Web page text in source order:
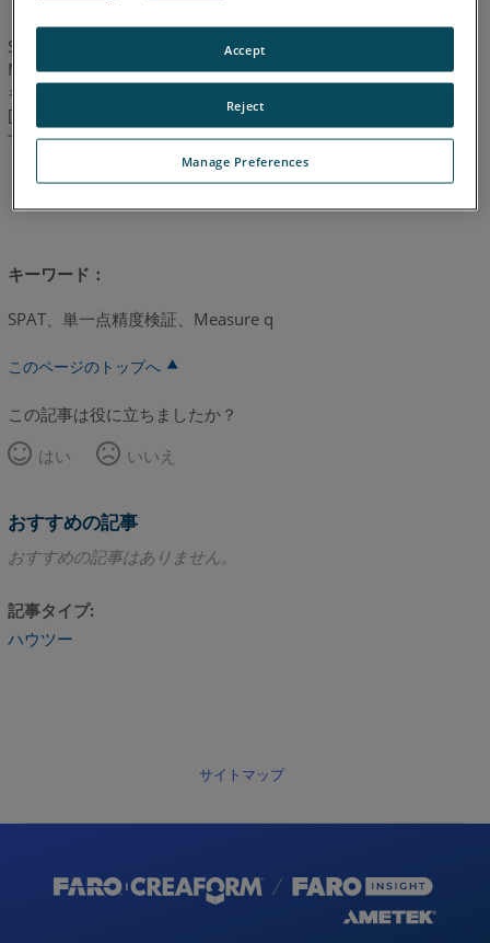
SPATテストは、現在はArm ドライバに組み込まれています。
Measure Q では、このテストは、[測定器] → [プローブ] (ホット
キー P) の中の[単一点精度検証] ボタン、または、 [測定器] →
[CMM] → [診断] の下にある [単一点精度検証] ボタンから行えま
す。
キーワード：
SPAT、単一点精度検証、Measure q
このページのトップへ
この記事は役に立ちましたか？
はい
いいえ
おすすめの記事
おすすめの記事はありません。
記事タイプ
ハウツー
サイトマップ
Manage Preferences
Reject
Accept